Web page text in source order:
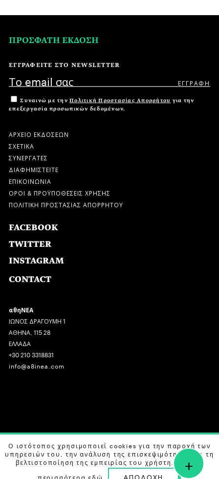
ΠΡΟΣΦΑΤΗ ΕΚΔΟΣΗ
ΕΓΓΡΑΦΕΙΤΕ ΣΤΟ NEWSLETTER
Συναινώ με την Πολιτική Προστασίας Απορρήτου για την
επεξεργασία προσωπικών δεδομένων.
ΑΡΧΕΙΟ ΕΚΔΟΣΕΩΝ
ΣΧΕΤΙΚΑ
ΣΥΝΕΡΓΑΤΕΣ
ΔΙΑΦΗΜΙΣΤΕΙΤΕ
ΕΠΙΚΟΙΝΩΝΙΑ
ΟΡΟΙ & ΠΡΟΫΠΟΘΕΣΕΙΣ ΧΡΗΣΗΣ
ΠΟΛΙΤΙΚΗ ΠΡΟΣΤΑΣΙΑΣ ΑΠΟΡΡΗΤΟΥ
FACEBOOK
TWITTER
INSTAGRAM
CONTACT
αθηΝΕΑ
ΙΩΝΟΣ ΔΡΑΓΟΥΜΗ 1
ΑΘΗΝΑ, 115 28
ΕΛΛΑΔΑ
+30 210 3318831
info@a8inea.com
COPYRIGHT © 2026 αθηΝΕΑ, ALL RIGHTS RESERVED.
DESIGN BY G DESIGN STUDIO. DEVELOPED BYB LABS
Ο ιστότοπος χρησιμοποιεί cookies για την παροχή των
υπηρεσιών του, την ανάλυση της επισκεψιμότητας και τη
βελτιστοποίηση της εμπειρίας του χρήστη. Μάθετε
περισσότεραεδώ ΑΠΟΔΟΧΗ
+